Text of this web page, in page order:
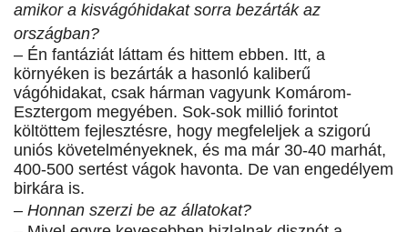
amikor a kisvágóhidakat sorra bezárták az
országban?
– Én fantáziát láttam és hittem ebben. Itt, a
környéken is bezárták a hasonló kaliberű
vágóhidakat, csak hárman vagyunk Komárom-
Esztergom megyében. Sok-sok millió forintot
költöttem fejlesztésre, hogy megfeleljek a szigorú
uniós követelményeknek, és ma már 30-40 marhát,
400-500 sertést vágok havonta. De van engedélyem
birkára is.
– Honnan szerzi be az állatokat?